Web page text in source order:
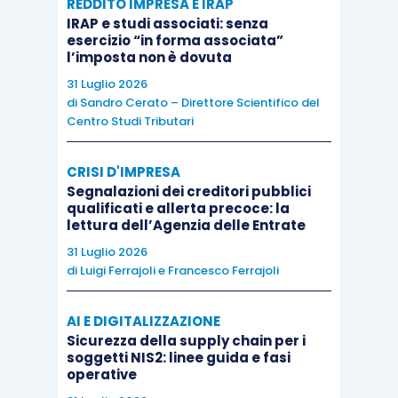
per consentire lo sviluppo di una
risanamentoadeguata a consentire il
raggiungimento di un equilibrio finanziario,
economico e patrimoniale sostenibile nel corso
del piano.
In termini di tempo, inoltre, considerato il lasso
temporale tra il momento diagnostico e la fase
attuativa, sarà opportuno che il piano tenga conto
anche deglieffetti della gestione interinale
potrebbe risentire, anche in modo rilevante, della
periodo.
Il documento di prassi prosegue a questo punto
REDDITO IMPRESA E IRAP
IRAP e studi associati: senza
esercizio “in forma associata”
l’imposta non è dovuta
31 Luglio 2026
di Sandro Cerato – Direttore Scientifico del
Centro Studi Tributari
CRISI D'IMPRESA
Segnalazioni dei creditori pubblici
qualificati e allerta precoce: la
lettura dell’Agenzia delle Entrate
31 Luglio 2026
di Luigi Ferrajolie Francesco Ferrajoli
AI E DIGITALIZZAZIONE
Sicurezza della supply chain per i
soggetti NIS2: linee guida e fasi
operative